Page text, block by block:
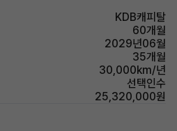
KDB캐피탈
60개월
2029년06월
35개월
30,000km/년
선택인수
25,320,000원